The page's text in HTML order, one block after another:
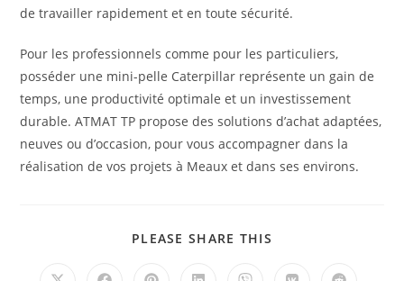
de travailler rapidement et en toute sécurité.
Pour les professionnels comme pour les particuliers,
posséder une mini-pelle Caterpillar représente un gain de
temps, une productivité optimale et un investissement
durable. ATMAT TP propose des solutions d’achat adaptées,
neuves ou d’occasion, pour vous accompagner dans la
réalisation de vos projets à Meaux et dans ses environs.
PLEASE SHARE THIS